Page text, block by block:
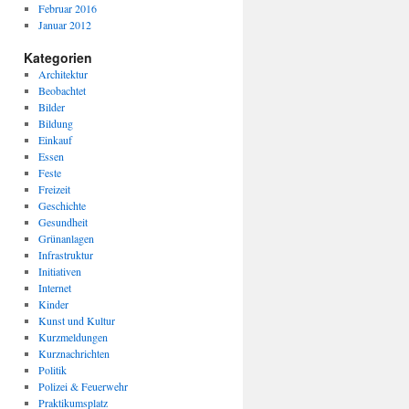
Februar 2016
Januar 2012
Kategorien
Architektur
Beobachtet
Bilder
Bildung
Einkauf
Essen
Feste
Freizeit
Geschichte
Gesundheit
Grünanlagen
Infrastruktur
Initiativen
Internet
Kinder
Kunst und Kultur
Kurzmeldungen
Kurznachrichten
Politik
Polizei & Feuerwehr
Praktikumsplatz